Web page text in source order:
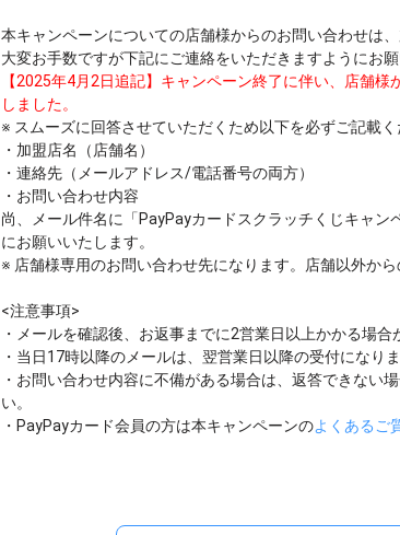
本キャンペーンについての店舗様からのお問い合わせは
大変お手数ですが下記にご連絡をいただきますようにお願
【2025年4月2日追記】キャンペーン終了に伴い、店舗
しました。
※ スムーズに回答させていただくため以下を必ずご記載く
・加盟店名（店舗名）
・連絡先（メールアドレス/電話番号の両方）
・お問い合わせ内容
尚、メール件名に「PayPayカードスクラッチくじキャン
にお願いいたします。
※ 店舗様専用のお問い合わせ先になります。店舗以外か
<注意事項>
・メールを確認後、お返事までに2営業日以上かかる場合
・当日17時以降のメールは、翌営業日以降の受付になりま
・お問い合わせ内容に不備がある場合は、返答できない
い。
・PayPayカード会員の方は本キャンペーンのよくあるご